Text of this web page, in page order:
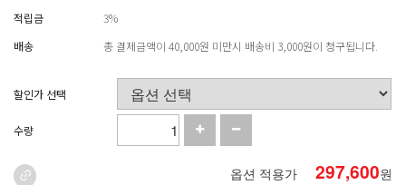
적립금
3%
배송
총 결제금액이 40,000원 미만시 배송비 3,000원이 청구됩니다.
할인가 선택
수량
옵션 적용가 297,600원